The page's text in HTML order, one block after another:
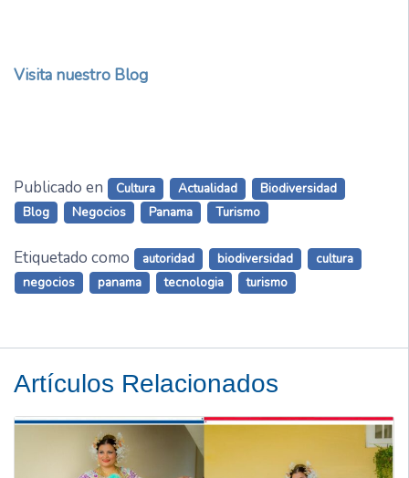
Visita nuestro Blog
Publicado en Cultura Actualidad
Biodiversidad
Blog
Negocios Panama Turismo
Etiquetado como autoridad biodiversidad
cultura
negocios
panama tecnologia turismo
Artículos Relacionados